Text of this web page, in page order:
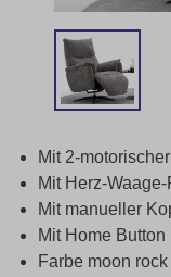
Mit 2-
Mit Herz-
Mit manueller
Mit Home
Farbe moon